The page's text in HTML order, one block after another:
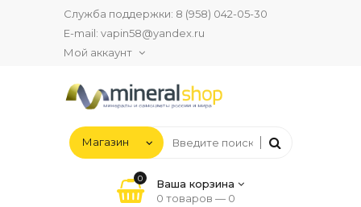
Служба поддержки: 8 (958) 042-05-30
E-mail: vapin58@yandex.ru
Мой аккаунт
0
Ваша корзина
0 товаров — 0